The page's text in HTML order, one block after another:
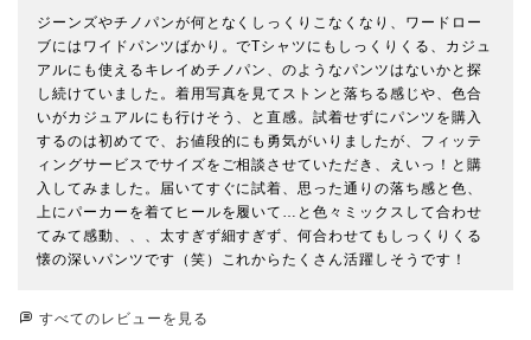
ジーンズやチノパンが何となくしっくりこなくなり、ワードロー
ブにはワイドパンツばかり。でTシャツにもしっくりくる、カジュ
アルにも使えるキレイめチノパン、のようなパンツはないかと探
し続けていました。着用写真を見てストンと落ちる感じや、色合
いがカジュアルにも行けそう、と直感。試着せずにパンツを購入
するのは初めてで、お値段的にも勇気がいりましたが、フィッテ
ィングサービスでサイズをご相談させていただき、えいっ！と購
入してみました。届いてすぐに試着、思った通りの落ち感と色、
上にパーカーを着てヒールを履いて…と色々ミックスして合わせ
てみて感動、、、太すぎず細すぎず、何合わせてもしっくりくる
懐の深いパンツです（笑）これからたくさん活躍しそうです！
すべてのレビューを見る